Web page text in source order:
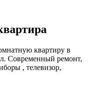
квартиру в
Современный ремонт,
, телевизор,